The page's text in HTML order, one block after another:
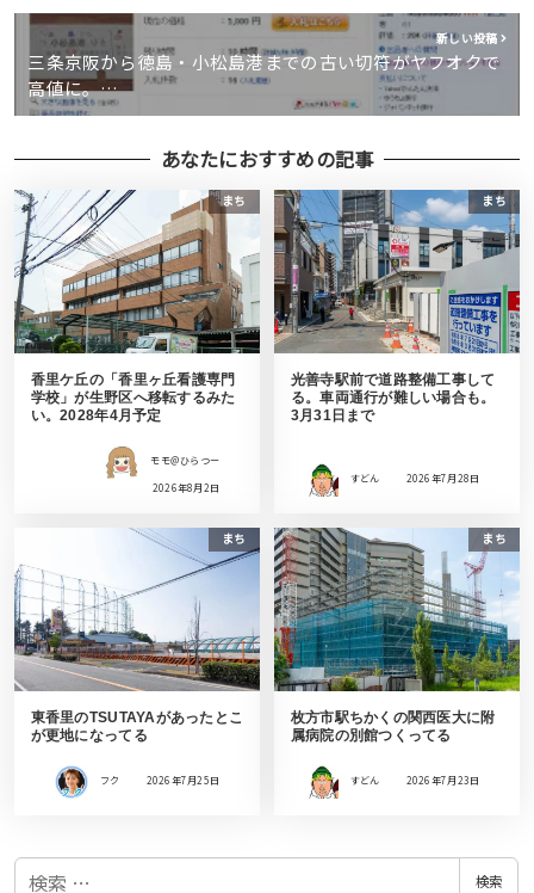
新しい投稿
三条京阪から徳島・小松島港までの古い切符がヤフオクで
高値に。…
あなたにおすすめの記事
まち
香里ケ丘の「香里ヶ丘看護専門
学校」が生野区へ移転するみた
い。2028年4月予定
モモ＠ひらつー
2026年8月2日
まち
光善寺駅前で道路整備工事して
る。車両通行が難しい場合も。
3月31日まで
すどん 2026年7月28日
まち
東香里のTSUTAYAがあったとこ
が更地になってる
フク 2026年7月25日
まち
枚方市駅ちかくの関西医大に附
属病院の別館つくってる
すどん 2026年7月23日
検
検索